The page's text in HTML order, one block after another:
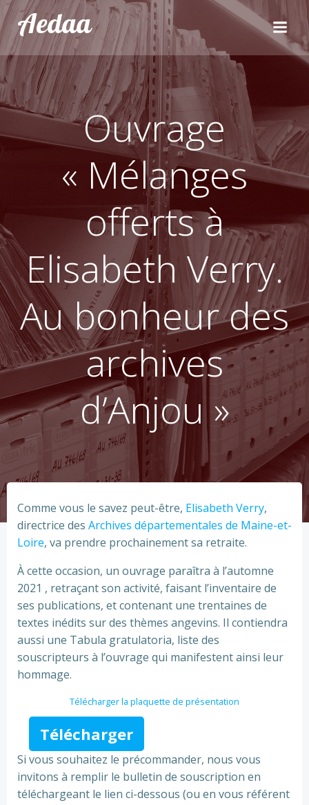
Aller
au
contenu
Aedaa
Ouvrage
« Mélanges
offerts à
Elisabeth Verry.
Au bonheur des
archives
d’Anjou »
Comme vous le savez peut-être, Elisabeth Verry,
directrice des Archives départementales de Maine-et-
Loire, va prendre prochainement sa retraite.
À cette occasion, un ouvrage paraîtra à l’automne
2021 , retraçant son activité, faisant l’inventaire de
ses publications, et contenant une trentaines de
textes inédits sur des thèmes angevins. Il contiendra
aussi une Tabula gratulatoria, liste des
souscripteurs à l’ouvrage qui manifestent ainsi leur
hommage.
Télécharger la plaquette de présentation
Télécharger
Si vous souhaitez le précommander, nous vous
invitons à remplir le bulletin de souscription en
téléchargeant le lien ci-dessous (ou en vous référent